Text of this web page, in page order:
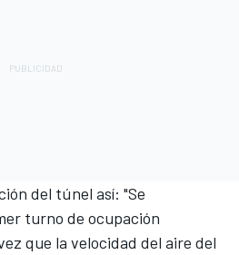
del túnel así: "Se
turno de ocupación
que la velocidad del aire del